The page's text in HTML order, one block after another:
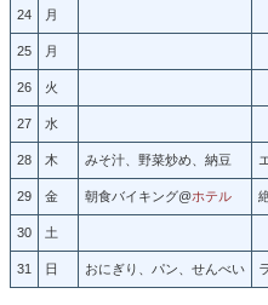
24 月
25 月
26 火
27 水
28 木 みそ汁、野菜炒め、納豆
29 金 朝食バイキング@ホテル
30 土
31 日 おにぎり、パン、せんべい